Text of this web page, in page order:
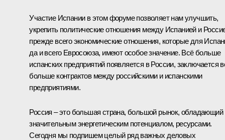
Участие Испании в этом форуме позволяет нам улучшить,
укрепить политические отношения между Испанией и
прежде всего экономические отношения, которые для
да и всего Евросоюза, имеют особое значение. Всё больше
испанских предприятий появляется в России, заключается
больше контрактов между российскими и испанскими
предприятиями.
Россия – это большая страна, большой рынок, обладающий
значительным энергетическим потенциалом, ресурсами.
Сегодня мы подпишем целый ряд важных деловых